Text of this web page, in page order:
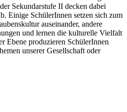
Sekundarstufe II decken dabei
Einige SchülerInnen setzen sich zum
aus­einander, andere
und lernen die kulturelle Vielfalt
Ebene produzieren SchülerInnen
unserer Gesellschaft oder